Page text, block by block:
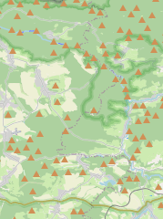
pastvině severovýchodně
čp. 123 v
domu čp. 184 v
Mikulášovicích
domu ev.č. 29 v